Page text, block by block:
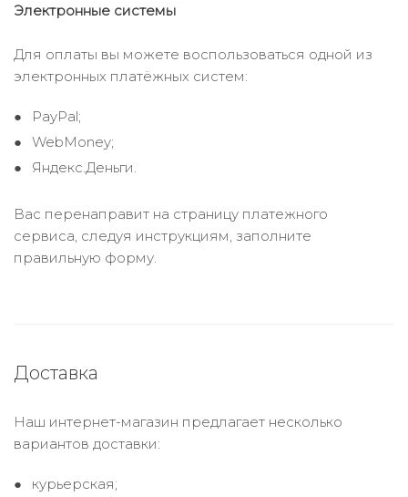
Электронные системы
Для оплаты вы можете воспользоваться одной из
электронных платёжных систем:
PayPal;
WebMoney;
Яндекс.Деньги.
Вас перенаправит на страницу платежного
сервиса, следуя инструкциям, заполните
правильную форму.
Доставка
Наш интернет-магазин предлагает несколько
вариантов доставки:
курьерская;